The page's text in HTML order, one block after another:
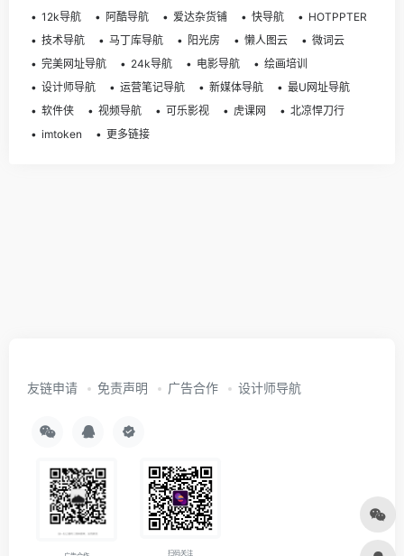
12k导航
阿酷导航 爱达杂货铺 快导航
HOTPPTER
技术导航
马丁库导航 阳光房 懒人图云
微词云
完美网址导航
24k导航 电影导航
绘画培训
设计师导航
运营笔记导航 新媒体导航
最U网址导航
软件侠
视频导航 可乐影视 虎课网
北凉悍刀行
imtoken
更多链接
友链申请 免责声明 广告合作 设计师导航
扫码关注